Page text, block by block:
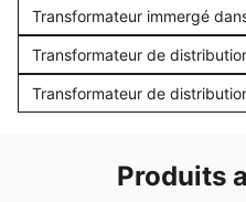
Transformateur immergé
Transformateur de
Transformateur de
Produits